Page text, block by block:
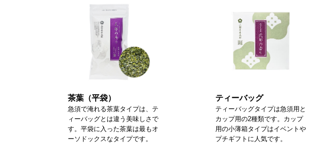
茶葉（平袋）
急須で淹れる茶葉タイプは、テ
ィーバッグとは違う美味しさで
す。平袋に入った茶葉は最もオ
ーソドックスなタイプです。
ティーバッグ
ティーバッグタイプは急須用と
カップ用の2種類です。カップ
用の小薄箱タイプはイベントや
プチギフトに人気です。